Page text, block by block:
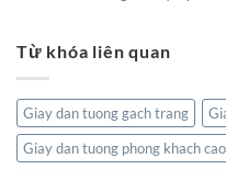
Kết
nối
giới
Từ khóa liên quan
Giay dan tuong gach trang
Giay dan tuong phong khach